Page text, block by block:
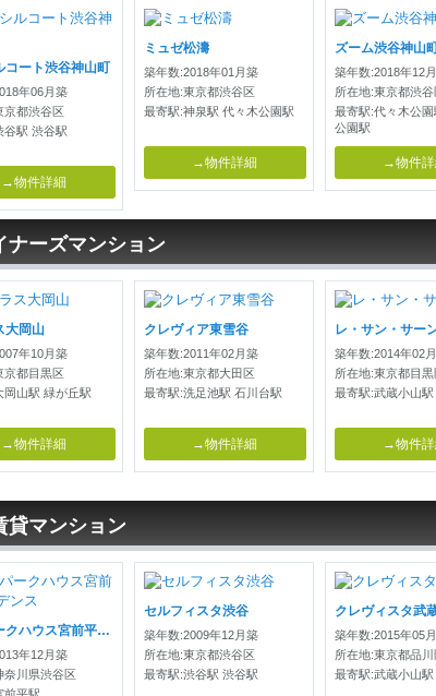
コート渋谷神山町
年06月築
京都渋谷区
谷駅 渋谷駅
→物件詳細
ミュゼ松濤
築年数:2018年01月築
所在地:東京都渋谷区
最寄駅:神泉駅 代々木公園駅
→物件詳細
ズーム渋谷神山
築年数:2018年12
所在地:東京都渋谷
最寄駅:代々木公園
公園駅
→物件詳
ナーズマンション
大岡山
年10月築
京都目黒区
岡山駅 緑が丘駅
→物件詳細
クレヴィア東雪谷
築年数:2011年02月築
所在地:東京都大田区
最寄駅:洗足池駅 石川台駅
→物件詳細
レ・サン・サー
築年数:2014年02
所在地:東京都目黒
最寄駅:武蔵小山駅
→物件詳
貸マンション
ザ・パークハウス宮前平レジデンス
年12月築
奈川県渋谷区
セルフィスタ渋谷
築年数:2009年12月築
所在地:東京都渋谷区
最寄駅:渋谷駅 渋谷駅
クレヴィスタ武
築年数:2015年05
所在地:東京都品川
最寄駅:武蔵小山駅